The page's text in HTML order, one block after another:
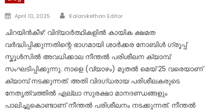
Posted
April 10, 2025 Author
Kalanikethan Editor
ചിറയിൻകീഴ്: വിദ്യാർത്ഥികളിൽ കായിക ക്ഷമത
വർദ്ധിപ്പിക്കുന്നതിന്റെ ഭാഗമായി ശാർക്കര നോബിൾ ഗ്രൂപ്പ്
സ്കൂൾസിൽ അവധിക്കാല നീന്തൽ പരിശീലന ക്യാമ്പ്
സംഘടിപ്പിക്കുന്നു. നാളെ (വ്യാഴം) മുതൽ മെയ് 25 വരെയാണ്
ക്യാമ്പ് നടക്കുന്നത്. അതി വിദഗ്ധരായ പരിശീലകരുടെ
നേതൃത്വത്തിൽ എല്ലാ സുരക്ഷാ മാനദണ്ഡങ്ങളും
പാലിച്ചുകൊണ്ടാണ് നീന്തൽ പരിശീലനം നടക്കുന്നത്. നീന്തൽ